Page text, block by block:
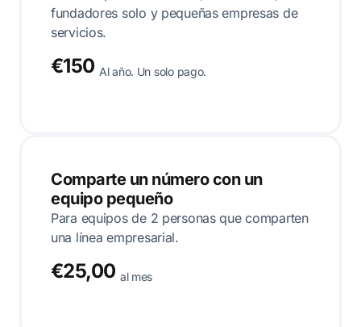
fundadores solo y pequeñas empresas de
servicios.
€150 Al año. Un solo pago.
Comparte un número con un
equipo pequeño
Para equipos de 2 personas que comparten
una línea empresarial.
€25,00 al mes